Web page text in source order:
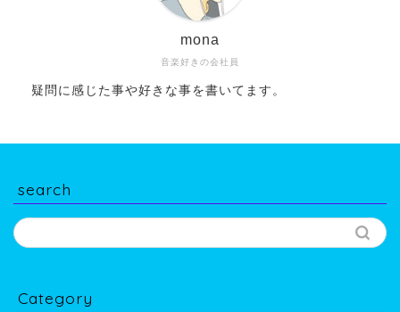
音楽好きの会社員
mona
疑問に感じた事や好きな事を書いてます。
search
Category